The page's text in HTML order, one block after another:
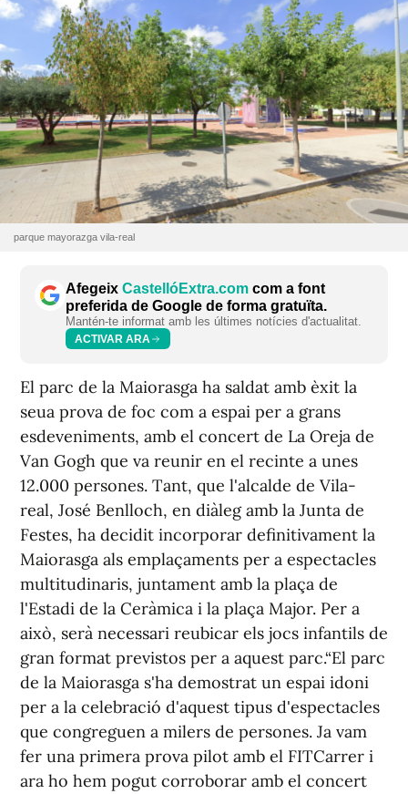
parque mayorazga vila-real
Afegeix CastellóExtra.com com a font
preferida de Google de forma gratuïta.
Mantén-te informat amb les últimes notícies d'actualitat.
ACTIVAR ARA
El parc de la Maiorasga ha saldat amb èxit la
seua prova de foc com a espai per a grans
esdeveniments, amb el concert de La Oreja de
Van Gogh que va reunir en el recinte a unes
12.000 persones. Tant, que l'alcalde de Vila-
real, José Benlloch, en diàleg amb la Junta de
Festes, ha decidit incorporar definitivament la
Maiorasga als emplaçaments per a espectacles
multitudinaris, juntament amb la plaça de
l'Estadi de la Ceràmica i la plaça Major. Per a
això, serà necessari reubicar els jocs infantils de
gran format previstos per a aquest parc.“El parc
de la Maiorasga s'ha demostrat un espai idoni
per a la celebració d'aquest tipus d'espectacles
que congreguen a milers de persones. Ja vam
fer una primera prova pilot amb el FITCarrer i
ara ho hem pogut corroborar amb el concert